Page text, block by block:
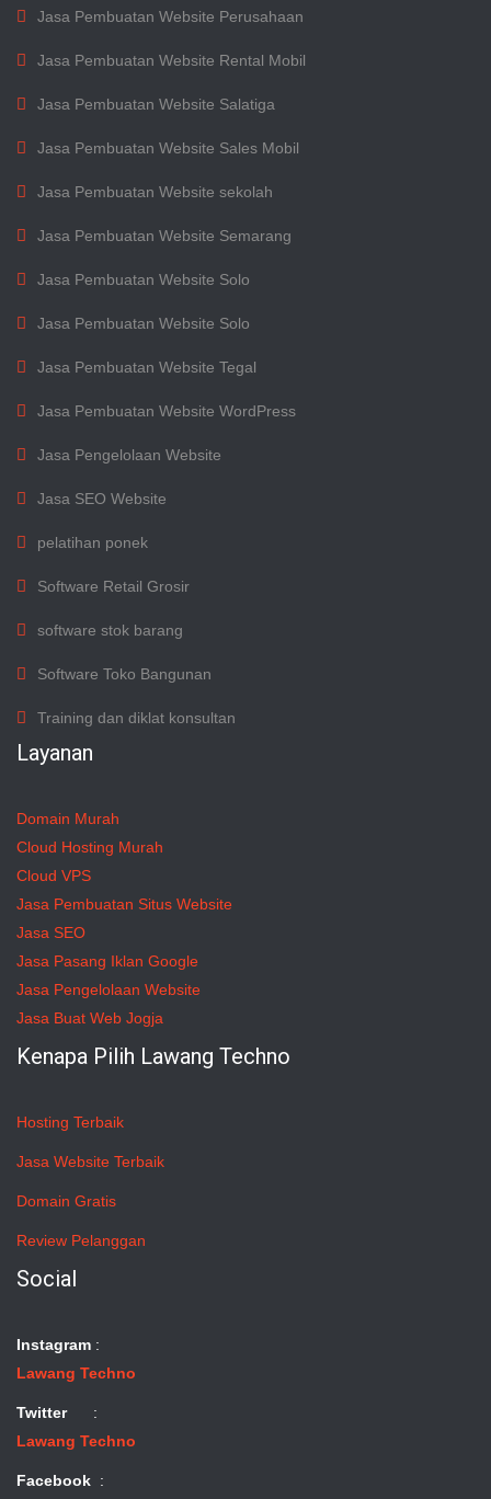
Jasa Pembuatan Website Perusahaan
Jasa Pembuatan Website Rental Mobil
Jasa Pembuatan Website Salatiga
Jasa Pembuatan Website Sales Mobil
Jasa Pembuatan Website sekolah
Jasa Pembuatan Website Semarang
Jasa Pembuatan Website Solo
Jasa Pembuatan Website Solo
Jasa Pembuatan Website Tegal
Jasa Pembuatan Website WordPress
Jasa Pengelolaan Website
Jasa SEO Website
pelatihan ponek
Software Retail Grosir
software stok barang
Software Toko Bangunan
Training dan diklat konsultan
Layanan
Domain Murah
Cloud Hosting Murah
Cloud VPS
Jasa Pembuatan Situs Website
Jasa SEO
Jasa Pasang Iklan Google
Jasa Pengelolaan Website
Jasa Buat Web Jogja
Kenapa Pilih Lawang Techno
Hosting Terbaik
Jasa Website Terbaik
Domain Gratis
Review Pelanggan
Social
Instagram :
Lawang Techno
Twitter:
Lawang Techno
Facebook :